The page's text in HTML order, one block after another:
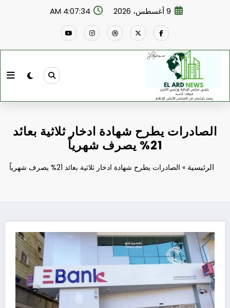
9 أغسطس، 2026 4:07:34 AM
الصادرات يطرح شهادة ادخار ثلاثية بعائد
21% يصرف شهرياً
الرئيسية » الصادرات يطرح شهادة ادخار ثلاثية بعائد 21% يصرف شهرياً